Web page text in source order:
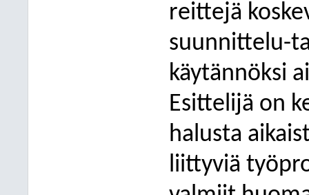
reittejä
suunnittelu-
käytännöksi
Esittelijä on
halusta
liittyviä